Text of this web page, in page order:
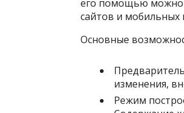
его помощью можно
сайтов и мобильных
Основные
изменения,
Режим